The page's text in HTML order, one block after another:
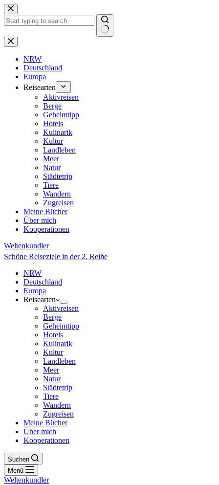
Zum
Inhalt
springen
Keine
Ergebnisse
NRW
Deutschland
Europa
Reisearten
Aktivreisen
Berge
Geheimtipp
Hotels
Kulinarik
Kultur
Landleben
Meer
Natur
Städtetrip
Tiere
Wandern
Zugreisen
Meine Bücher
Über mich
Kooperationen
Weltenkundler
Schöne Reiseziele in der 2. Reihe
NRW
Deutschland
Europa
Reisearten
Aktivreisen
Berge
Geheimtipp
Hotels
Kulinarik
Kultur
Landleben
Meer
Natur
Städtetrip
Tiere
Wandern
Zugreisen
Meine Bücher
Über mich
Kooperationen
Suchen
Menü
Weltenkundler